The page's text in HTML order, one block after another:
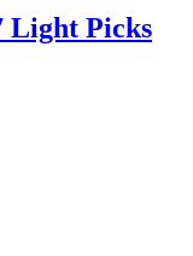
Light Picks